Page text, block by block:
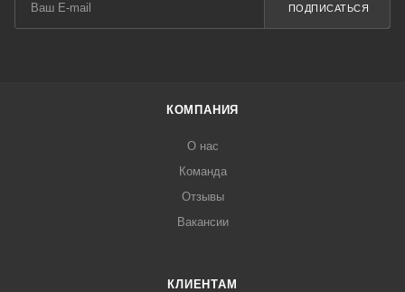
ПОДПИСАТЬСЯ
КОМПАНИЯ
О нас
Команда
Отзывы
Вакансии
КЛИЕНТАМ